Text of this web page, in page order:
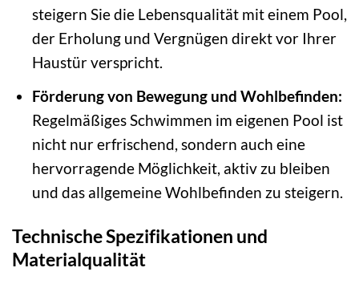
steigern Sie die Lebensqualität mit einem Pool,
der Erholung und Vergnügen direkt vor Ihrer
Haustür verspricht.
Förderung von Bewegung und Wohlbefinden:
Regelmäßiges Schwimmen im eigenen Pool ist
nicht nur erfrischend, sondern auch eine
hervorragende Möglichkeit, aktiv zu bleiben
und das allgemeine Wohlbefinden zu steigern.
Technische Spezifikationen und
Materialqualität